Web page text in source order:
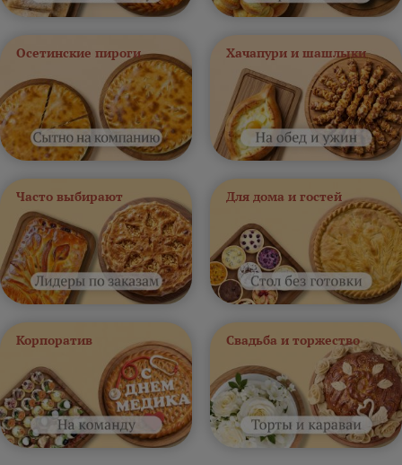
Осетинские пироги Хачапури и шашлыки
Часто выбирают Для дома и гостей
Корпоратив Свадьба и торжество